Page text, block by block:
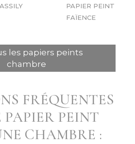
PAPIER PEINT
FAÏENCE
les papiers peints
chambre
FRÉQUENTES
PAPIER PEINT
CHAMBRE :